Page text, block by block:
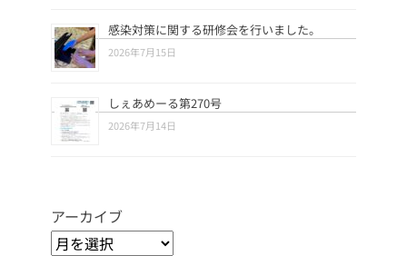
感染対策に関する研修会を行いました。
2026年7月15日
しぇあめーる第270号
2026年7月14日
アーカイブ